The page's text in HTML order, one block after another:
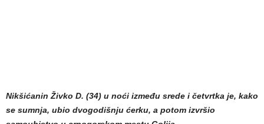
Nikšićanin Živko D. (34) u noći između srede i četvrtka je, kako
se sumnja, ubio dvogodišnju ćerku, a potom izvršio